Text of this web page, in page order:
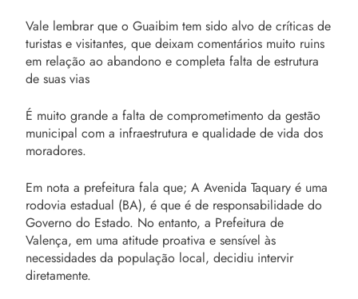
Vale lembrar que o Guaibim tem sido alvo de críticas de
turistas e visitantes, que deixam comentários muito ruins
em relação ao abandono e completa falta de estrutura
de suas vias
É muito grande a falta de comprometimento da gestão
municipal com a infraestrutura e qualidade de vida dos
moradores.
Em nota a prefeitura fala que; A Avenida Taquary é uma
rodovia estadual (BA), é que é de responsabilidade do
Governo do Estado. No entanto, a Prefeitura de
Valença, em uma atitude proativa e sensível às
necessidades da população local, decidiu intervir
diretamente.